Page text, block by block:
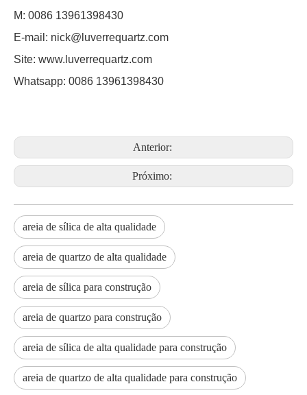
M: 0086 13961398430
E-mail: nick@luverrequartz.com
Site: www.luverrequartz.com
Whatsapp: 0086 13961398430
Anterior:
Próximo:
areia de sílica de alta qualidade
areia de quartzo de alta qualidade
areia de sílica para construção
areia de quartzo para construção
areia de sílica de alta qualidade para construção
areia de quartzo de alta qualidade para construção